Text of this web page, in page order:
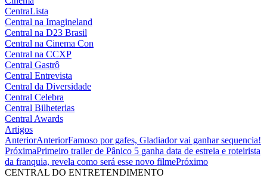
CentraLista
Central na Imagineland
Central na D23 Brasil
Central na Cinema Con
Central na CCXP
Central Gastrô
Central Entrevista
Central da Diversidade
Central Celebra
Central Bilheterias
Central Awards
Artigos
AnteriorAnteriorFamoso por gafes, Gladiador vai ganhar sequencia!
PróximaPrimeiro trailer de Pânico 5 ganha data de estreia e roteirista
da franquia, revela como será esse novo filmePróximo
CENTRAL DO ENTRETENDIMENTO